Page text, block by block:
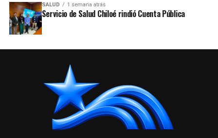
SALUD 1 semana atrás
Servicio de Salud Chiloé rindió Cuenta Pública